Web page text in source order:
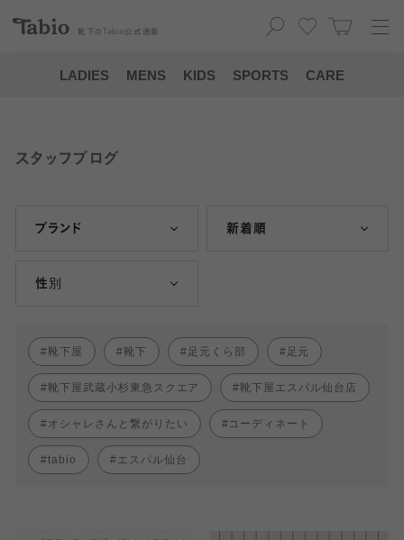
靴下の Tabio 公式通販
LADIES MENS KIDS SPORTS CARE
スタッフブログ
ブランド 新着順
性別
靴下屋 靴下 足元くら部 足元
靴下屋武蔵小杉東急スクエア 靴下屋エスパル仙台店
オシャレさんと繋がりたい コーディネート
tabio エスパル仙台